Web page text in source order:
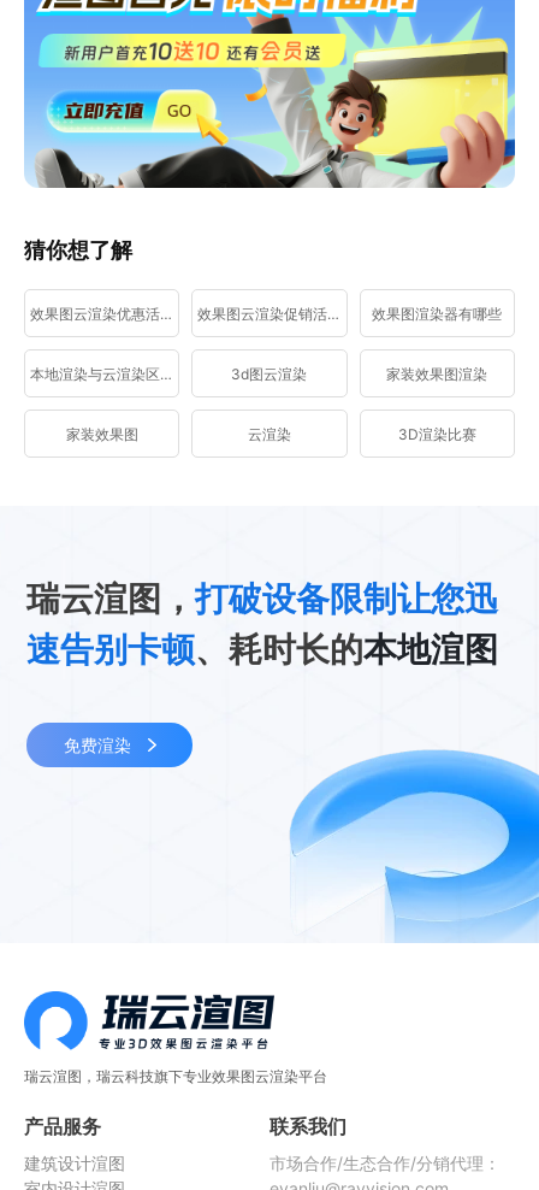
猜你想了解
效果图云渲染优惠活动 效果图云渲染促销活动 效果图渲染器有哪些
本地渲染与云渲染区别 3d图云渲染 家装效果图渲染
家装效果图 云渲染 3D渲染比赛
瑞云渲图，打破设备限制让您迅
速告别卡顿、耗时长的本地渲图
免费渲染
瑞云渲图，瑞云科技旗下专业效果图云渲染平台
产品服务
建筑设计渲图
联系我们
市场合作/生态合作/分销代理：